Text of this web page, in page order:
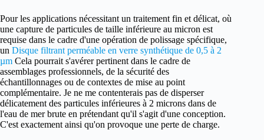
Pour les applications nécessitant un traitement fin et délicat, où
une capture de particules de taille inférieure au micron est
requise dans le cadre d'une opération de polissage spécifique,
un Disque filtrant perméable en verre synthétique de 0,5 à 2
µm Cela pourrait s'avérer pertinent dans le cadre de
assemblages professionnels, de la sécurité des
échantillonnages ou de contextes de mise au point
complémentaire. Je ne me contenterais pas de disperser
délicatement des particules inférieures à 2 microns dans de
l'eau de mer brute en prétendant qu'il s'agit d'une conception.
C'est exactement ainsi qu'on provoque une perte de charge.